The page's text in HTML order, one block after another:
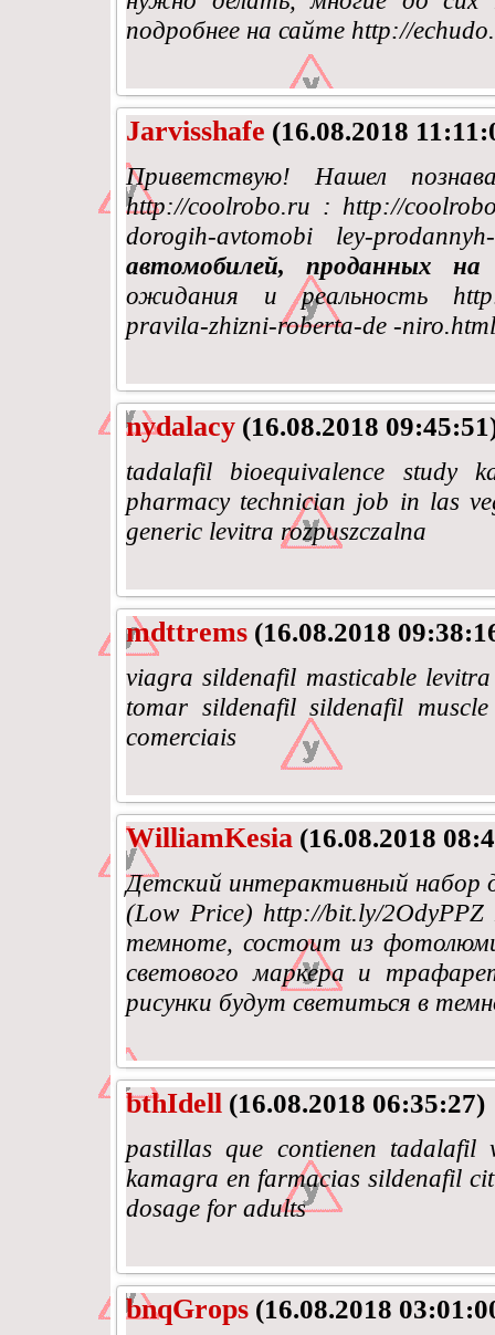
подробнее на сайте http://
Jarvisshafe (16.08.2018
Приветствую! Нашел
http://coolrobo.ru : http://
dorogih-avtomobi ley-
автомобилей, проданных
ожидания и реальность
pravila-zhizni-roberta-de -niro.html
nydalacy (16.08.2018
tadalafil bioequivalence study
pharmacy technician job in las
generic levitra rozpuszczalna
mdttrems (16.08.2018
viagra sildenafil masticable
tomar sildenafil sildenafil
comerciais
WilliamKesia (16.08.2018
Детский интерактивный набор
(Low Price) http://bit.ly/
темноте, состоит из
светового маркера и
рисунки будут светиться в
bthIdell (16.08.2018 06:35:27)
pastillas que contienen
kamagra en farmacias sildenafil
dosage for adults
bnqGrops (16.08.2018